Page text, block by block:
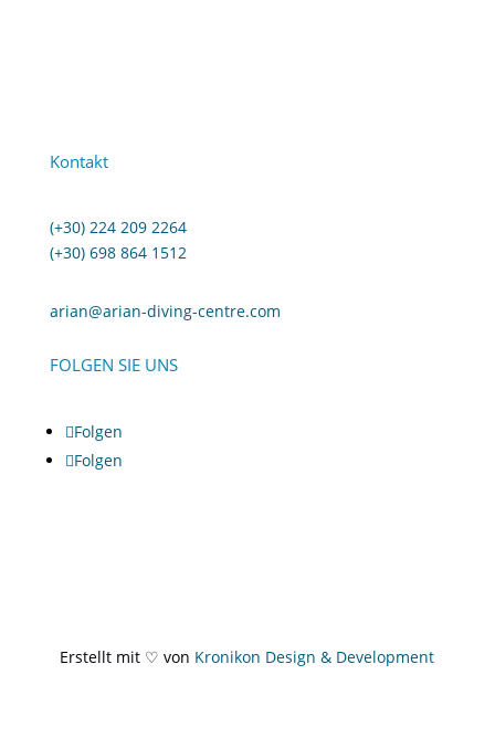
Kontakt
(+30) 224 209 2264
(+30) 698 864 1512
arian@arian-diving-centre.com
FOLGEN SIE UNS
Folgen
Folgen
Erstellt mit ♡ von Kronikon Design & Development